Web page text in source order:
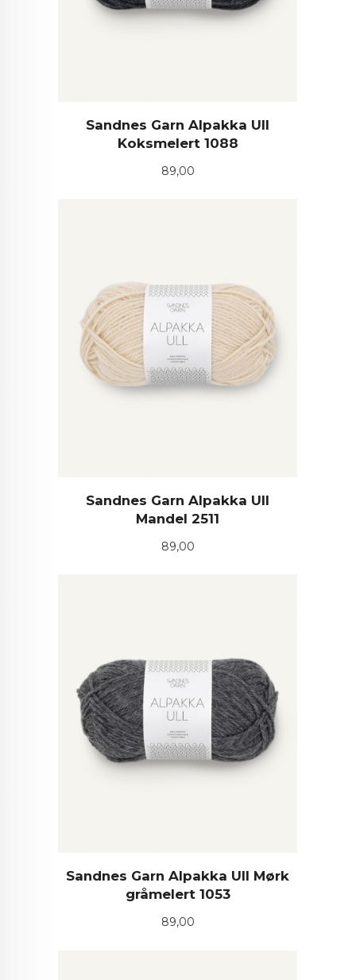
Sandnes Garn Alpakka Ull
Koksmelert 1088
Pris
89,00
Sandnes Garn Alpakka Ull
Mandel 2511
Pris
89,00
Sandnes Garn Alpakka Ull Mørk
gråmelert 1053
Pris
89,00